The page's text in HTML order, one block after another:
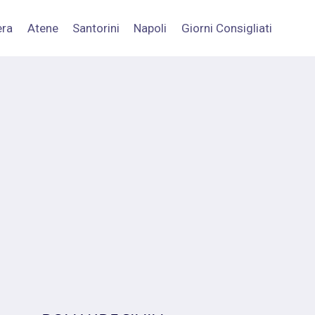
Atene Santorini Napoli Giorni Consigliati